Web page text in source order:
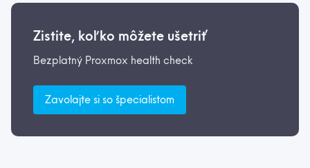
Zistite, koľko môžete ušetriť
Bezplatný Proxmox health check
Zavolajte si so špecialistom